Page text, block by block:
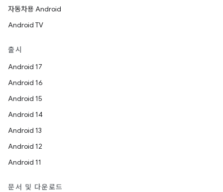
자동차용 Android
Android TV
출시
Android 17
Android 16
Android 15
Android 14
Android 13
Android 12
Android 11
문서 및 다운로드